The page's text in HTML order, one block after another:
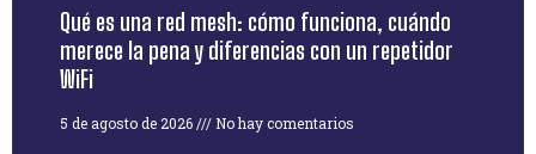
Qué es una red mesh: cómo funciona, cuándo
merece la pena y diferencias con un repetidor
WiFi
5 de agosto de 2026 No hay comentarios